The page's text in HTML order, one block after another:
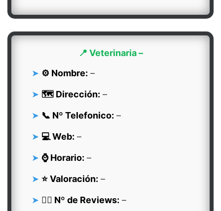
📍 Veterinaria –
⚙️ Nombre: –
🗺️ Dirección: –
📞 Nº Telefonico: –
💻 Web: –
⌚ Horario: –
⭐ Valoración: –
👍🏻 Nº de Reviews: –